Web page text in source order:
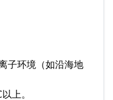
子环境（如沿海地
上。​